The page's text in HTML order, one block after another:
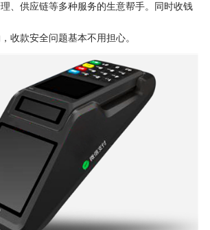
、供应链等多种服务的生意帮手。同时收钱
收款安全问题基本不用担心。